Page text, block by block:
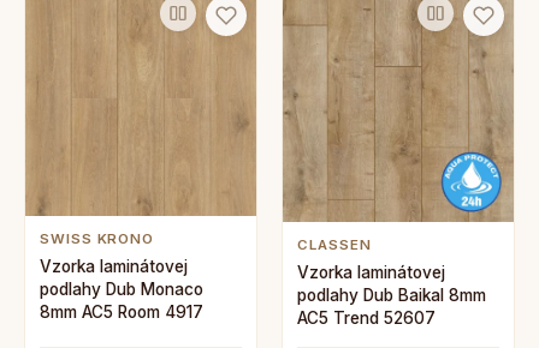
SWISS KRONO
Vzorka laminátovej
podlahy Dub Monaco
8mm AC5 Room 4917
CLASSEN
Vzorka laminátovej
podlahy Dub Baikal 8mm
AC5 Trend 52607